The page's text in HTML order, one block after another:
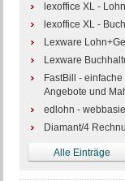
lexoffice XL -
lexoffice XL -
Lexware
Lexware
FastBill -
Angebote und
edlohn -
Diamant/4
Alle Einträge